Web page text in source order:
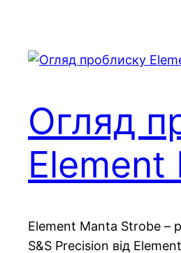
Огляд
Element
Element Manta Strobe –
S&S Precision від